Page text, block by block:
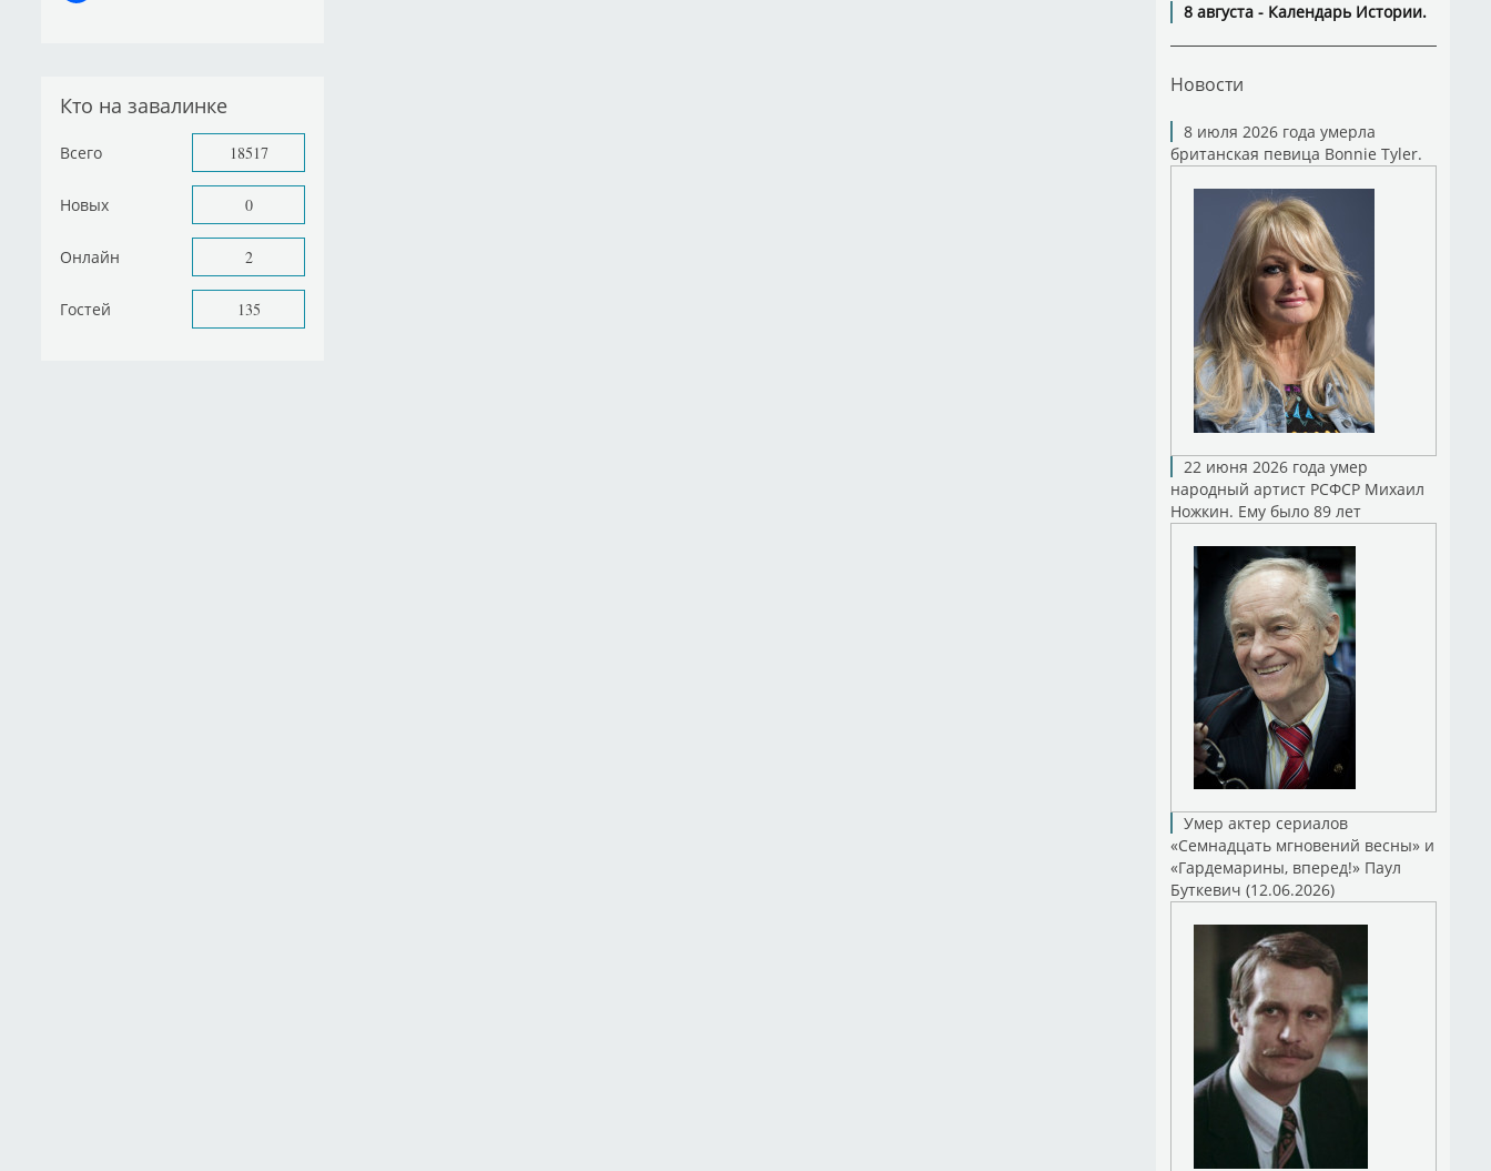
Кто на завалинке
Всего 18517
Новых 0
Онлайн 2
Гостей 135
8 августа - Календарь Истории.
Новости
8 июля 2026 года умерла
британская певица Bonnie Tyler.
22 июня 2026 года умер
народный артист РСФСР Михаил
Ножкин. Ему было 89 лет
Умер актер сериалов
«Семнадцать мгновений весны» и
«Гардемарины, вперед!» Паул
Буткевич (12.06.2026)